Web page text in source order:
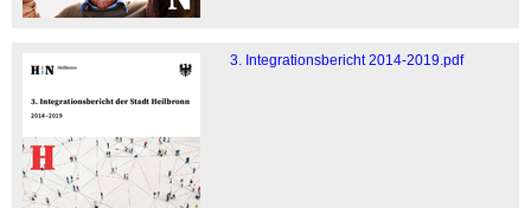
3. Integrationsbericht 2014-2019.pdf